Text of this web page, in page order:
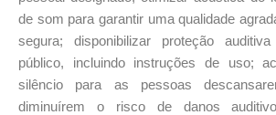
de som para garantir uma qualidade
segura; disponibilizar proteção
público, incluindo instruções de uso;
silêncio para as pessoas
diminuírem o risco de danos